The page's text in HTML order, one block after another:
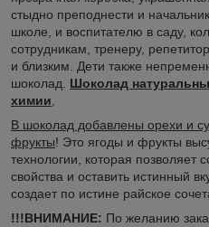
стыдно преподнести и
школе, и воспитателю в саду,
сотрудникам, тренеру,
и близким. Дети также
шоколад. Шоколад
химии
В шоколад добавлены орехи и
фрукты! Это ягоды и фрукты
технологии, которая позволяет
свойства и оставить истинный
создает по истине райское
!!!ВНИМАНИЕ: По желанию